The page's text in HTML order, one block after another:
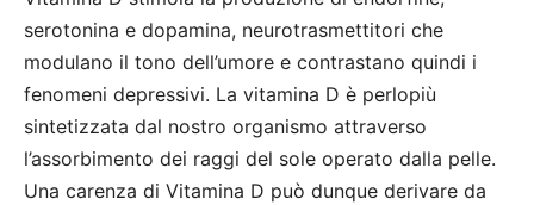
serotonina e dopamina, neurotrasmettitori che
modulano il tono dell’umore e contrastano quindi i
fenomeni depressivi. La vitamina D è perlopiù
sintetizzata dal nostro organismo attraverso
l’assorbimento dei raggi del sole operato dalla pelle.
Una carenza di Vitamina D può dunque derivare da